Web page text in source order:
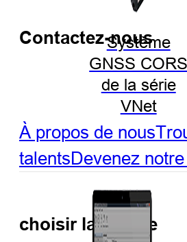
Système
GNSS CORS
de la série
VNet
Contactez-nous
À propos de nous
talentsDevenez
choisir la langue